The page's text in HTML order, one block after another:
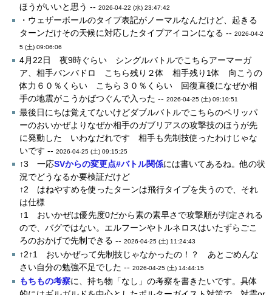
ほうがいいと思う --2026-04-22 (水) 23:47:42
・ウェザーボールのタイプ表記がノーマルなんだけど、起きる
ターンだけその天候に対応したタイプアイコンになる --2026-04-2
5 (土) 09:06:06
4月22日 夜9時ぐらい シングルバトルでこちらアーマーガ
ア、相手バンバドロ こちら残り２体 相手残り1体 向こうの
体力６０％くらい こちら３０％くらい 回復直後になぜか相
手の地震がこうかばつぐんで入った --2026-04-25 (土) 09:10:51
最後日にちは覚えてないけどダブルバトルでこちらのペリッパ
ーのおいかぜよりなぜか相手のガブリアスの攻撃技のほうが先
に発動した いわなだれです 相手も先制技使ったわけじゃな
いです --2026-04-25 (土) 09:15:25
↑3 一応SVからの変更点#バトル関係には書いてあるね。他の状
況でどうなるか要検証だけど
↑2 はねやすめを使ったターンは飛行タイプを失うので、それ
は仕様
↑1 おいかぜは優先度0だから素の素早さで攻撃順が判定される
ので、バグではない。エルフーンやトルネロスはいたずらごこ
ろのおかげで先制できる --2026-04-25 (土) 11:24:43
↑2↑1 おいかぜって先制技じゃなかったの！？ あとごめんな
さい自分の勉強不足でした --2026-04-25 (土) 14:44:15
もちもの考察に、持ち物「なし」の考察を書きたいです。具体